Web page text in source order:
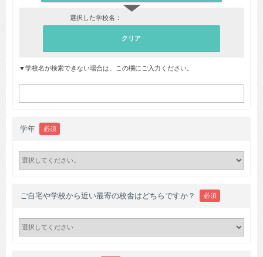
選択した学校名：
▼学校名が検索できない場合は、この欄にご入力ください。
学年 必須
ご自宅や学校から近い最寄の校舎はどちらですか？ 必須